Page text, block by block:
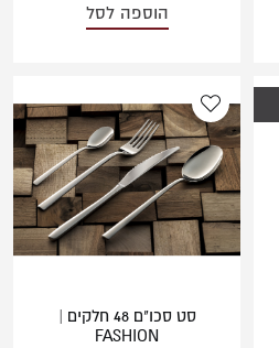
הוספה לסל
סט סכו"ם 48 חלקים |
FASHION